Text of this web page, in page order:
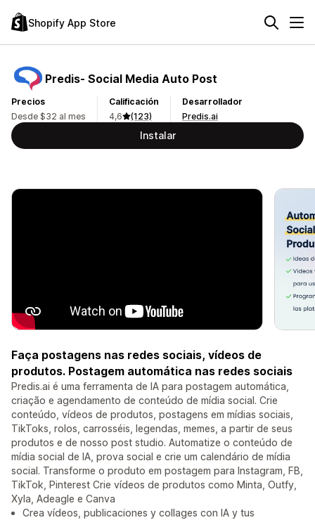
Shopify App Store
Predis‑ Social Media Auto Post
Precios
Desde $32 al mes
Calificación
4,6
(123)
Desarrollador
Predis.ai
Instalar
Faça postagens nas redes sociais, vídeos de
produtos. Postagem automática nas redes sociais
Predis.ai é uma ferramenta de IA para postagem automática,
criação e agendamento de conteúdo de mídia social. Crie
conteúdo, vídeos de produtos, postagens em mídias sociais,
TikToks, rolos, carrosséis, legendas, memes, a partir de seus
produtos e de nosso post studio. Automatize o conteúdo de
mídia social de IA, prova social e crie um calendário de mídia
social. Transforme o produto em postagem para Instagram, FB,
TikTok, Pinterest Crie vídeos de produtos como Minta, Outfy,
Xyla, Adeagle e Canva
Crea vídeos, publicaciones y collages con IA y tus